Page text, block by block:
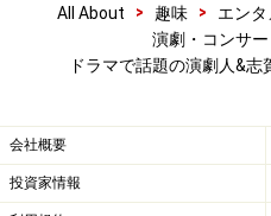
All About > 趣味 > エンタ
演劇・コンサ
ドラマで話題の演劇人&
会社概要
投資家情報